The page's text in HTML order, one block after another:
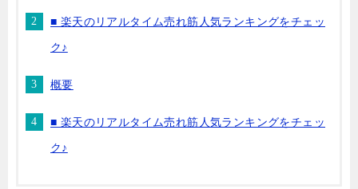
■ 楽天のリアルタイム売れ筋人気ランキングをチェッ
ク♪
概要
■ 楽天のリアルタイム売れ筋人気ランキングをチェッ
ク♪